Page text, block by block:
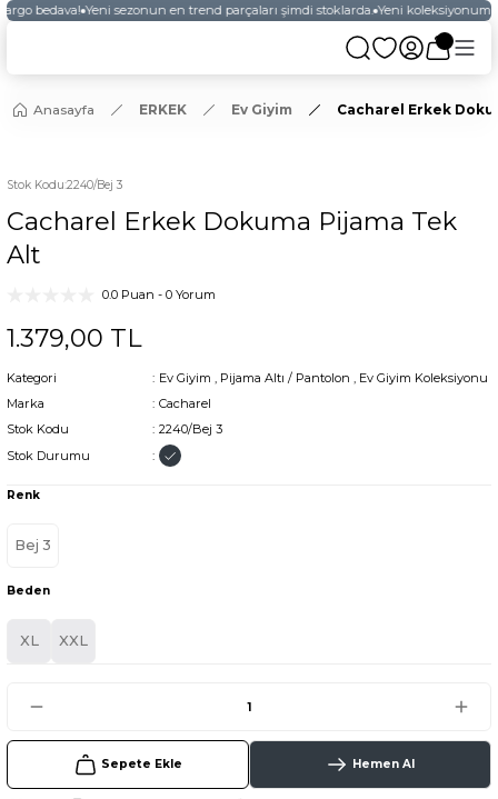
bedava! Yeni sezonun en trend parçaları şimdi stoklarda. Yeni
Anasayfa ERKEK Ev Giyim Cacharel Erkek
Stok Kodu:2240/Bej 3
Cacharel Erkek Dokuma Pijama Tek
Alt
0.0 Puan - 0 Yorum
1.379,00 TL
Kategori Ev Giyim , Pijama Altı / Pantolon , Ev Giyim Koleksiyonu
Marka
Cacharel
Stok Kodu
2240/Bej 3
Stok Durumu
Renk
Bej 3
Beden
XL XXL
Sepete Ekle Hemen Al